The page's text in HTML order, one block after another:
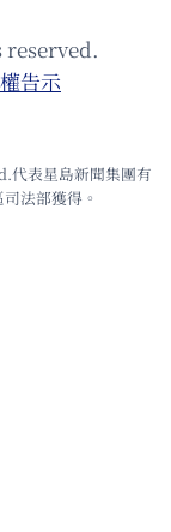
告⽰
代表星島新聞集團有
法部獲得。